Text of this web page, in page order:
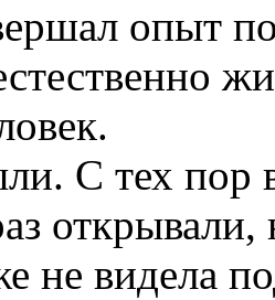
опыт
С тех пор
не видела